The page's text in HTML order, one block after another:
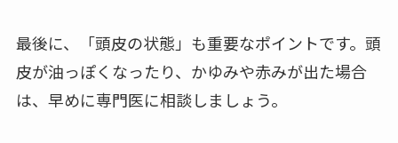
最後に、「頭皮の状態」も重要なポイントです。頭
皮が油っぽくなったり、かゆみや赤みが出た場合
は、早めに専門医に相談しましょう。